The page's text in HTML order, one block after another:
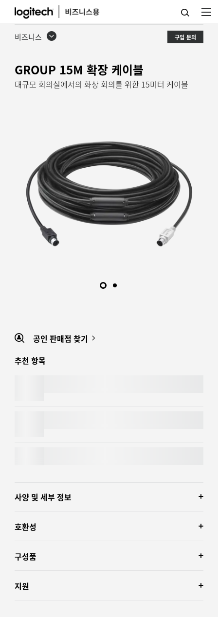
GROUP
15M
장
케
비즈니스 구입 문의
GROUP 15M 확장 케이블
대규모 회의실에서의 화상 회의를 위한 15미터 케이블
공인 판매점 찾기
추천 항목
사양 및 세부 정보
호환성
구성품
지원